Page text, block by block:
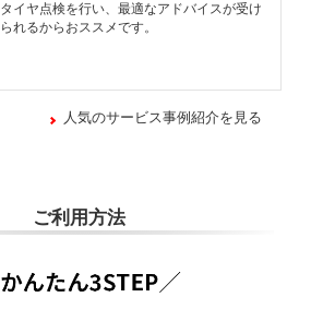
タイヤ点検を行い、最適なアドバイスが受け
られるからおススメです。
人気のサービス事例紹介を見る
ご利用方法